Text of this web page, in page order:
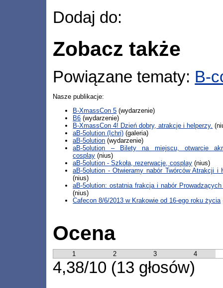
Dodaj do:
Zobacz także
Powiązane tematy: B-
Nasze publikacje:
B-XmassCon 5 (wydarzenie)
B6 (wydarzenie)
B-XmassCon 4! Dzień dobry, atrakcje i helperzy.
aB-5olution (Ichri) (galeria)
aB-5olution (wydarzenie)
aB-5olution – Bilety na miejscu, otwarcie
cosplay (nius)
aB-5olution - Szkoła, rezerwacje, cosplay (nius)
aB-5olution - Otwieramy nabór Twórców Atrakcji i
(nius)
aB-5olution: ostatnia frakcja i nabór
(nius)
Cafecon 8/6/2013 w Krakowie od 16-ego roku życia
Ocena
1 2 3 4
4,38/10 (13 głosów)